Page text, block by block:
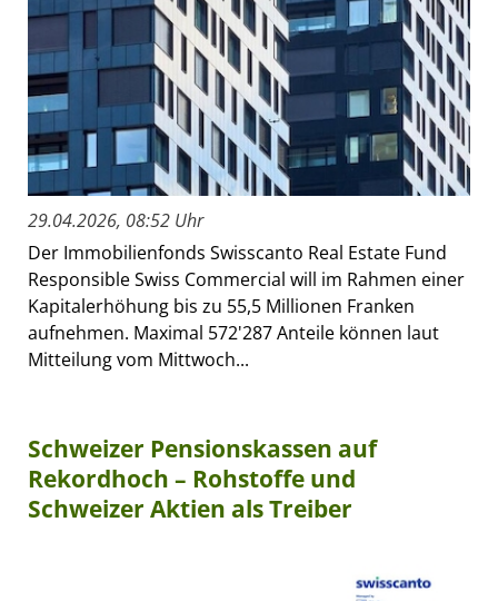
29.04.2026, 08:52 Uhr
Der Immobilienfonds Swisscanto Real Estate Fund
Responsible Swiss Commercial will im Rahmen einer
Kapitalerhöhung bis zu 55,5 Millionen Franken
aufnehmen. Maximal 572'287 Anteile können laut
Mitteilung vom Mittwoch...
Schweizer Pensionskassen auf
Rekordhoch – Rohstoffe und
Schweizer Aktien als Treiber